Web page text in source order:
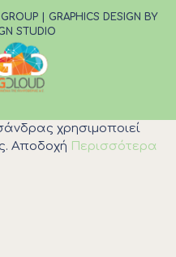
GRAPHICS DESIGN BY
STUDIO
χρησιμοποιεί
Αποδοχή Περισσότερα